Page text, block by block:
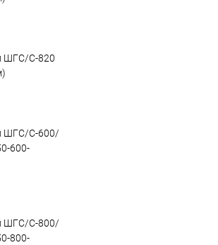
ШГС/C-820
ШГС/С-600/
600-
ШГС/С-800/
800-